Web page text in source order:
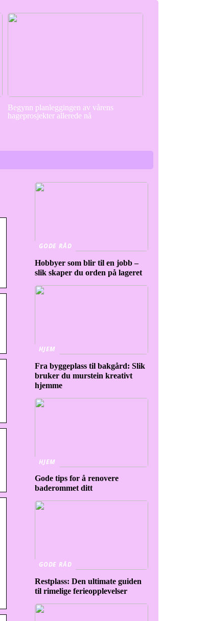
Begynn planleggingen av vårens
hageprosjekter allerede nå
GODE RÅD
Hobbyer som blir til en jobb –
slik skaper du orden på lageret
HJEM
Fra byggeplass til bakgård: Slik
bruker du murstein kreativt
hjemme
HJEM
Gode tips for å renovere
baderommet ditt
GODE RÅD
Restplass: Den ultimate guiden
til rimelige ferieopplevelser